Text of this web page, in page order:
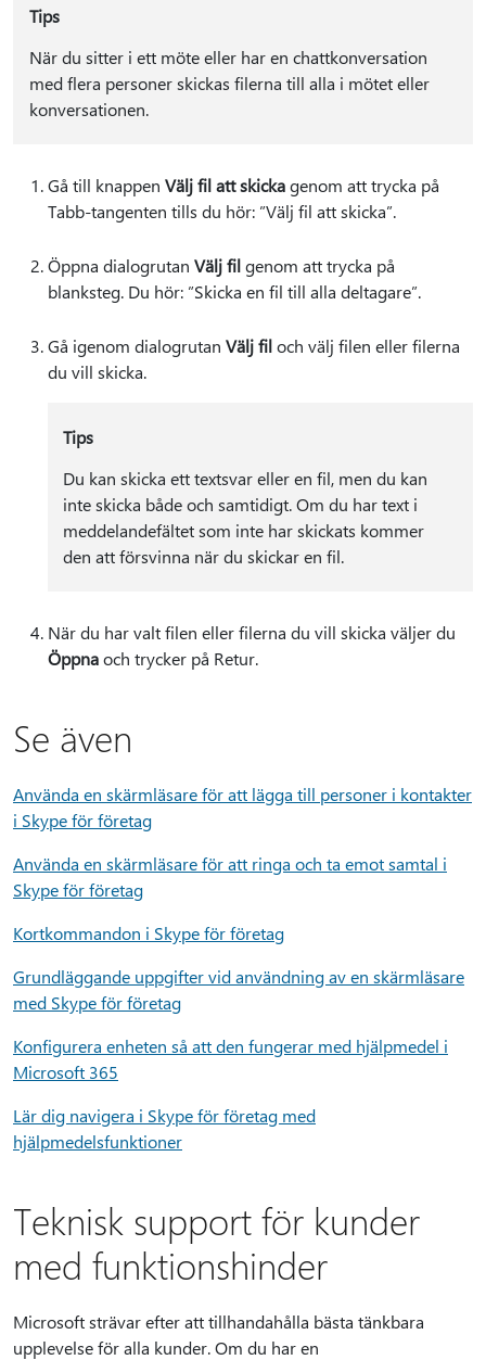
Tips
När du sitter i ett möte eller har en chattkonversation
med flera personer skickas filerna till alla i mötet eller
konversationen.
Gå till knappen Välj fil att skickagenom att trycka på
Tabb-tangenten tills du hör: ”Välj fil att skicka”.
Öppna dialogrutan Välj filgenom att trycka på
blanksteg. Du hör: ”Skicka en fil till alla deltagare”.
Gå igenom dialogrutan Välj filoch välj filen eller filerna
du vill skicka.
Tips
Du kan skicka ett textsvar eller en fil, men du kan
inte skicka både och samtidigt. Om du har text i
meddelandefältet som inte har skickats kommer
den att försvinna när du skickar en fil.
När du har valt filen eller filerna du vill skicka väljer du
Öppnaoch trycker på Retur.
Se även
Använda en skärmläsare för att lägga till personer i kontakter
i Skype för företag
Använda en skärmläsare för att ringa och ta emot samtal i
Skype för företag
Kortkommandon i Skype för företag
Grundläggande uppgifter vid användning av en skärmläsare
med Skype för företag
Konfigurera enheten så att den fungerar med hjälpmedel i
Microsoft 365
Lär dig navigera i Skype för företag med
hjälpmedelsfunktioner
Teknisk support för kunder
med funktionshinder
Microsoft strävar efter att tillhandahålla bästa tänkbara
upplevelse för alla kunder. Om du har en